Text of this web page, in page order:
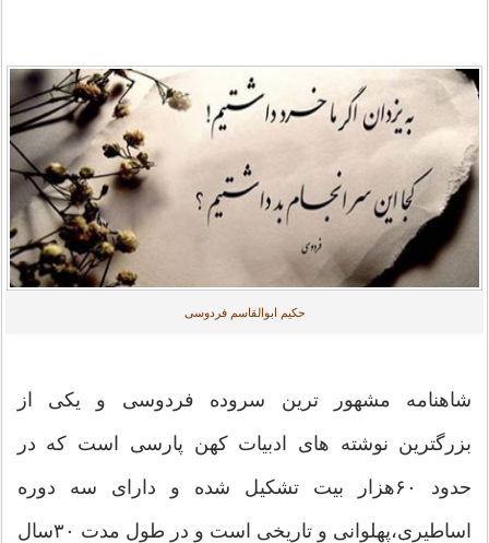
حکیم ابوالقاسم فردوسی
شاهنامه مشهور ترین سروده فردوسی و یکی از
بزرگترین نوشته های ادبیات کهن پارسی است که در
حدود ۶۰هزار بیت تشکیل شده و دارای سه دوره
اساطیری،پهلوانی و تاریخی است و در طول مدت ۳۰سال